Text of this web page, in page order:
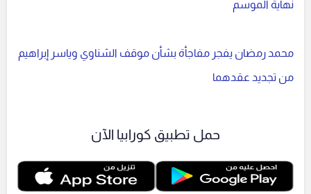
نهاية الموسم
محمد رمضان يفجر مفاجأة بشأن موقف الشناوي وياسر إبراهيم
من تجديد عقدهما
حمل تطبيق كورابيا الآن